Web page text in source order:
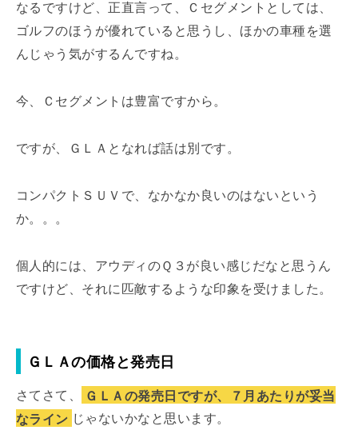
なるですけど、正直言って、Ｃセグメントとしては、
ゴルフのほうが優れていると思うし、ほかの車種を選
んじゃう気がするんですね。
今、Ｃセグメントは豊富ですから。
ですが、ＧＬＡとなれば話は別です。
コンパクトＳＵＶで、なかなか良いのはないという
か。。。
個人的には、アウディのＱ３が良い感じだなと思うん
ですけど、それに匹敵するような印象を受けました。
ＧＬＡの価格と発売日
さてさて、
ＧＬＡの発売日ですが、７月あたりが妥当
なライン じゃないかなと思います。